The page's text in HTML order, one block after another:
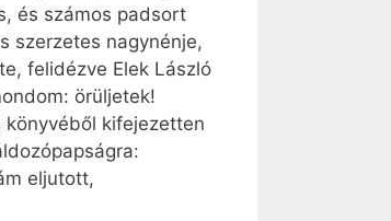
és számos padsort
szerzetes nagynénje,
felidézve Elek László
örüljetek!
könyvéből kifejezetten
eljutott,